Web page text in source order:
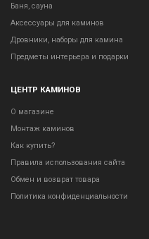
Баня, сауна
Аксессуары для каминов
Дровники, наборы для камина
Предметы интерьера и подарки
ЦЕНТР КАМИНОВ
О магазине
Монтаж каминов
Как купить?
Правила использования сайта
Обмен и возврат товара
Политика конфиденциальности